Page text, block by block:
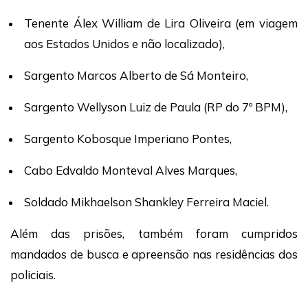
Tenente Álex William de Lira Oliveira (em viagem
aos Estados Unidos e não localizado),
Sargento Marcos Alberto de Sá Monteiro,
Sargento Wellyson Luiz de Paula (RP do 7º BPM),
Sargento Kobosque Imperiano Pontes,
Cabo Edvaldo Monteval Alves Marques,
Soldado Mikhaelson Shankley Ferreira Maciel.
Além das prisões, também foram cumpridos
mandados de busca e apreensão nas residências dos
policiais.